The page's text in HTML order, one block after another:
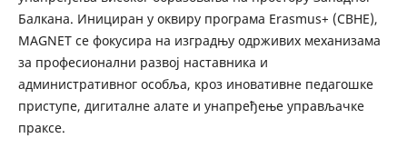
Балкана. Инициран у оквиру програма Erasmus+ (CBHE),
MAGNET се фокусира на изградњу одрживих механизама
за професионални развој наставника и
административног особља, кроз иновативне педагошке
приступе, дигиталне алате и унапређење управљачке
праксе.